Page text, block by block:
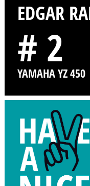
EDGAR
# 2
YAMAHA YZ 450